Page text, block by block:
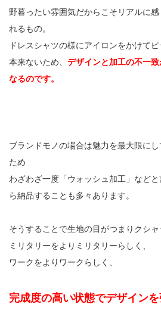
野暮ったい雰囲気だからこそリアルに
れるもの。
ドレスシャツの様にアイロンをかけて
本来ないため、 デザインと加工の不一致
なるのです。
ブランドモノの場合は魅力を最大限に
ため
わざわざ一度「ウォッシュ加工」など
ら納品することも多々あります。
そうすることで生地の目がつまりクシ
ミリタリーをよりミリタリーらしく、
ワークをよりワークらしく、
完成度の高い状態でデザインを